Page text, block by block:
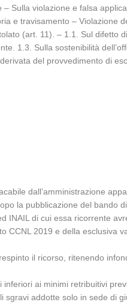
Sulla violazione e falsa
e travisamento – Violazione
(art. 11). – 1.1. Sul difetto
1.3. Sulla sostenibilità
del provvedimento di
dall’amministrazione
la pubblicazione del bando
INAIL di cui essa ricorrente
CCNL 2019 e della esclusiva
il ricorso, ritenendo
ai minimi retribuitivi
addotte solo in sede di